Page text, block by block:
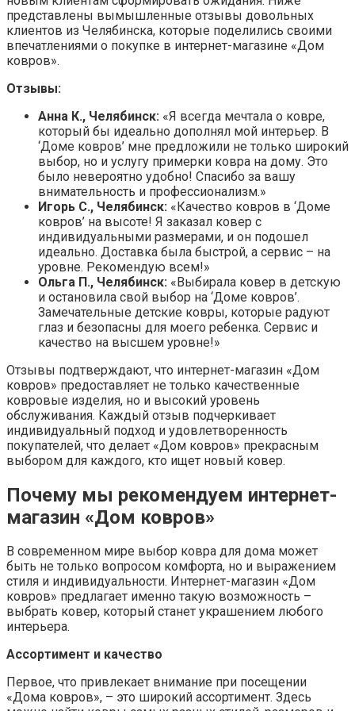
представлены вымышленные отзывы довольных
клиентов из Челябинска, которые поделились своими
впечатлениями о покупке в интернет-магазине «Дом
ковров».
Отзывы:
Анна К., Челябинск: «Я всегда мечтала о ковре,
который бы идеально дополнял мой интерьер. В
‘Доме ковров’ мне предложили не только широкий
выбор, но и услугу примерки ковра на дому. Это
было невероятно удобно! Спасибо за вашу
внимательность и профессионализм.»
Игорь С., Челябинск: «Качество ковров в ‘Доме
ковров’ на высоте! Я заказал ковер с
индивидуальными размерами, и он подошел
идеально. Доставка была быстрой, а сервис – на
уровне. Рекомендую всем!»
Ольга П., Челябинск: «Выбирала ковер в детскую
и остановила свой выбор на ‘Доме ковров’.
Замечательные детские ковры, которые радуют
глаз и безопасны для моего ребенка. Сервис и
качество на высшем уровне!»
Отзывы подтверждают, что интернет-магазин «Дом
ковров» предоставляет не только качественные
ковровые изделия, но и высокий уровень
обслуживания. Каждый отзыв подчеркивает
индивидуальный подход и удовлетворенность
покупателей, что делает «Дом ковров» прекрасным
выбором для каждого, кто ищет новый ковер.
Почему мы рекомендуем интернет-
магазин «Дом ковров»
В современном мире выбор ковра для дома может
быть не только вопросом комфорта, но и выражением
стиля и индивидуальности. Интернет-магазин «Дом
ковров» предлагает именно такую возможность –
выбрать ковер, который станет украшением любого
интерьера.
Ассортимент и качество
Первое, что привлекает внимание при посещении
«Дома ковров», – это широкий ассортимент. Здесь